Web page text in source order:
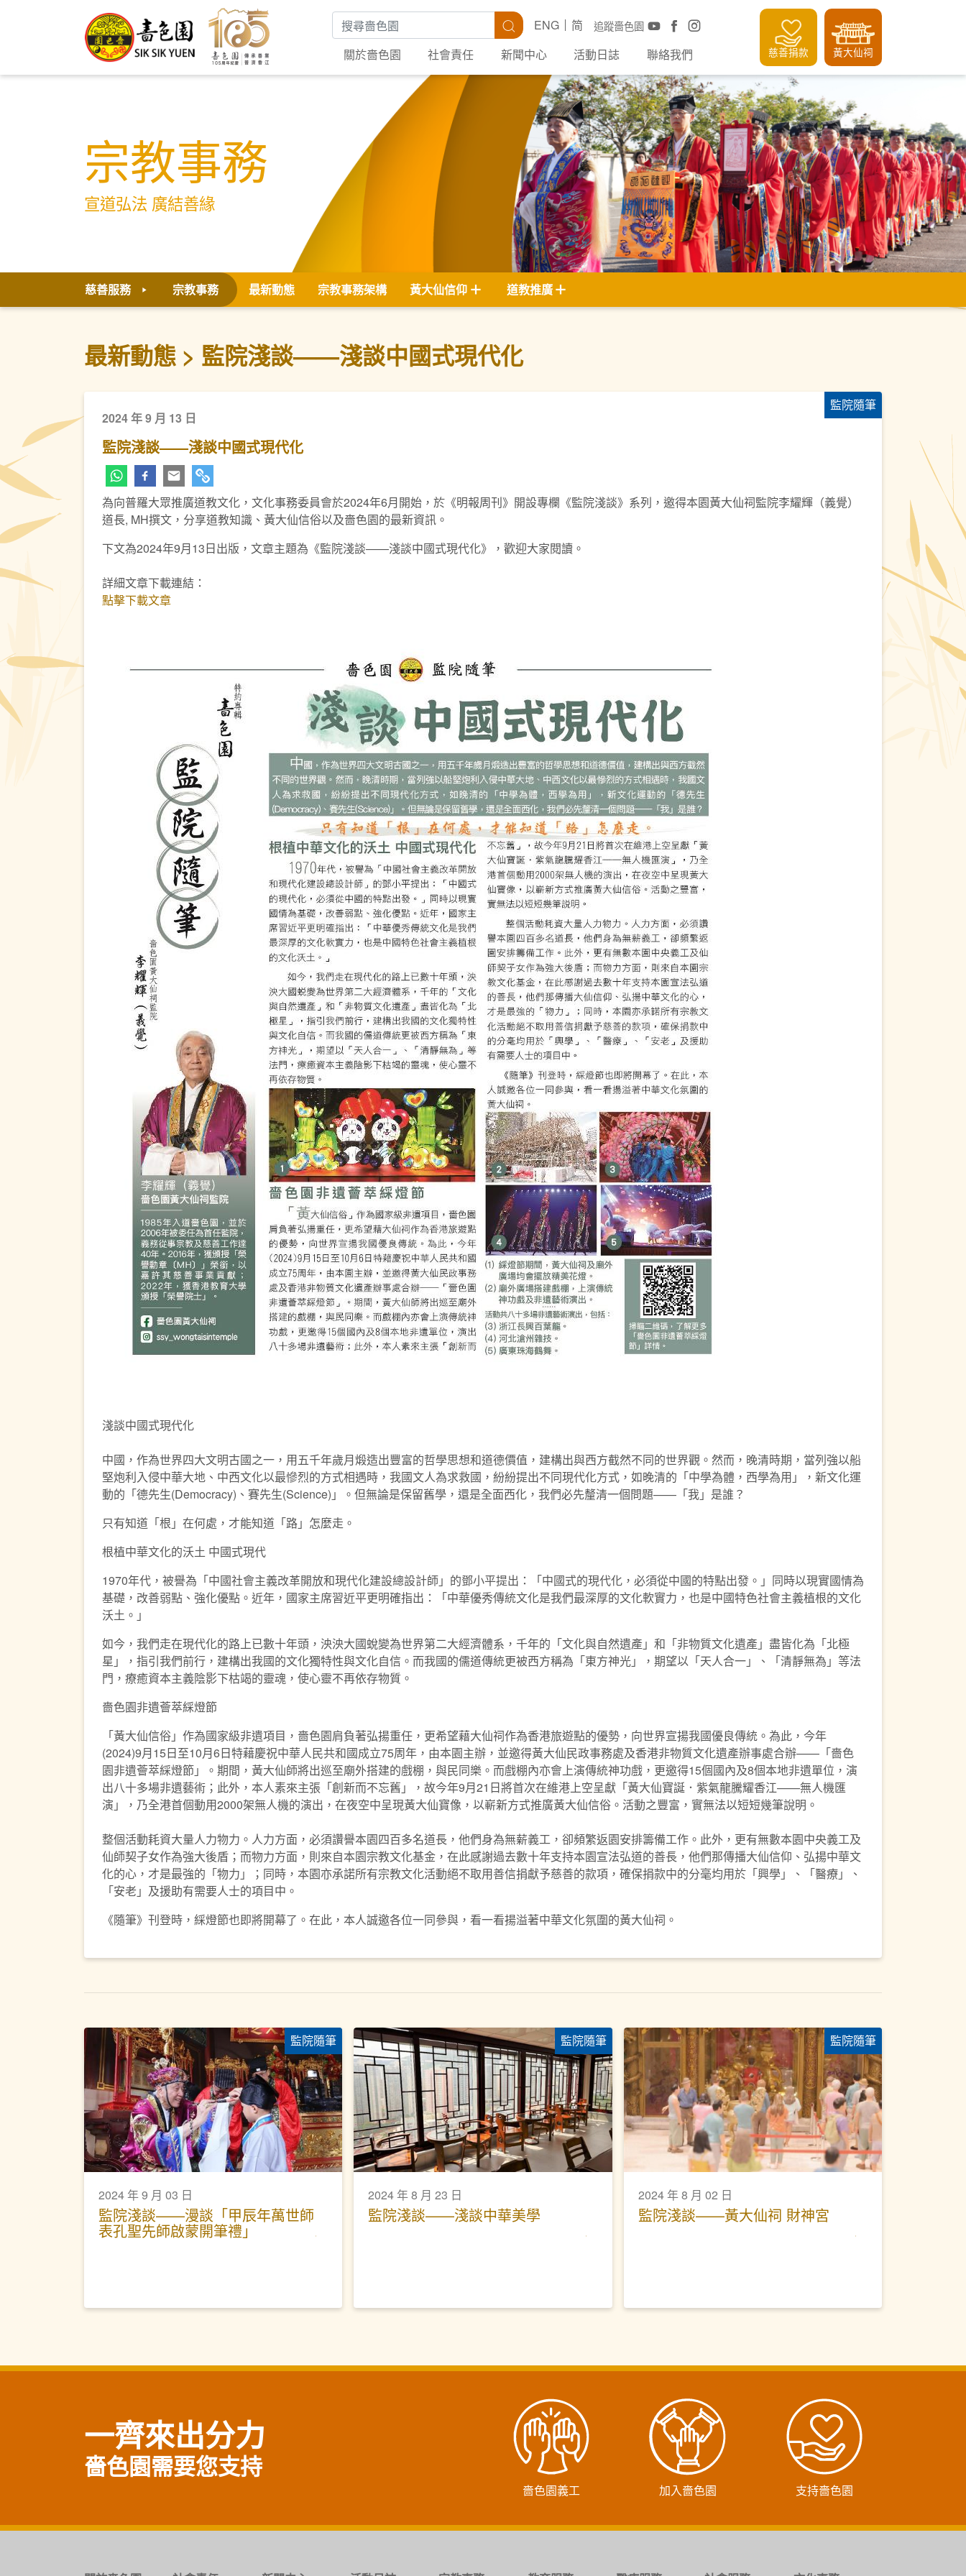
搜尋關鍵字 搜尋 追蹤嗇色園
ENG
简
關於嗇色園
社會責任 新聞中心 活動日誌 聯絡我們 慈善捐款 黃大仙祠
宗教事務
宣道弘法 廣結善緣
慈善服務 宗教事務 最新動態 宗教事務架構 黃大仙信仰 道教推廣
最新動態 監院淺談——淺談中國式現代化
監院隨筆
2024 年 9 月 13 日
監院淺談——淺談中國式現代化
為向普羅大眾推廣道教文化，文化事務委員會於2024年6月開始，於《明報周刊》開設專欄《監院淺談》系列，邀得本園黃大仙祠監院李耀輝（義覺）
道長, MH撰文，分享道教知識、黃大仙信俗以及嗇色園的最新資訊。
下文為2024年9月13日出版，文章主題為《監院淺談——淺談中國式現代化》，歡迎大家閱讀。
詳細文章下載連結：
點擊下載文章
淺談中國式現代化
中國，作為世界四大文明古國之一，用五千年歲月煅造出豐富的哲學思想和道德價值，建構出與西方截然不同的世界觀。然而，晚清時期，當列強以船
堅炮利入侵中華大地、中西文化以最慘烈的方式相遇時，我國文人為求救國，紛紛提出不同現代化方式，如晚清的「中學為體，西學為用」，新文化運
動的「德先生(Democracy)、賽先生(Science)」。但無論是保留舊學，還是全面西化，我們必先釐清一個問題——「我」是誰？
只有知道「根」在何處，才能知道「路」怎麼走。
根植中華文化的沃土 中國式現代
1970年代，被譽為「中國社會主義改革開放和現代化建設總設計師」的鄧小平提出：「中國式的現代化，必須從中國的特點出發。」同時以現實國情為
基礎，改善弱點、強化優點。近年，國家主席習近平更明確指出：「中華優秀傳統文化是我們最深厚的文化軟實力，也是中國特色社會主義植根的文化
沃土。」
如今，我們走在現代化的路上已數十年頭，泱泱大國蛻變為世界第二大經濟體系，千年的「文化與自然遺產」和「非物質文化遺產」盡皆化為「北極
星」，指引我們前行，建構出我國的文化獨特性與文化自信。而我國的儒道傳統更被西方稱為「東方神光」，期望以「天人合一」、「清靜無為」等法
門，療癒資本主義陰影下枯竭的靈魂，使心靈不再依存物質。
嗇色園非遺薈萃綵燈節
「黃大仙信俗」作為國家級非遺項目，嗇色園肩負著弘揚重任，更希望藉大仙祠作為香港旅遊點的優勢，向世界宣揚我國優良傳統。為此，今年
(2024)9月15日至10月6日特藉慶祝中華人民共和國成立75周年，由本園主辦，並邀得黃大仙民政事務處及香港非物質文化遺產辦事處合辦——「嗇色
園非遺薈萃綵燈節」。期間，黃大仙師將出巡至廟外搭建的戲棚，與民同樂。而戲棚內亦會上演傳統神功戲，更邀得15個國內及8個本地非遺單位，演
出八十多場非遺藝術；此外，本人素來主張「創新而不忘舊」，故今年9月21日將首次在維港上空呈獻「黃大仙寶誕．紫氣龍騰耀香江——無人機匯
演」，乃全港首個動用2000架無人機的演出，在夜空中呈現黃大仙寶像，以嶄新方式推廣黃大仙信俗。活動之豐富，實無法以短短幾筆說明。
整個活動耗資大量人力物力。人力方面，必須讚譽本園四百多名道長，他們身為無薪義工，卻頻繁返園安排籌備工作。此外，更有無數本園中央義工及
仙師契子女作為強大後盾；而物力方面，則來自本園宗教文化基金，在此感謝過去數十年支持本園宣法弘道的善長，他們那傳播大仙信仰、弘揚中華文
化的心，才是最強的「物力」；同時，本園亦承諾所有宗教文化活動絕不取用善信捐獻予慈善的款項，確保捐款中的分毫均用於「興學」、「醫療」、
「安老」及援助有需要人士的項目中。
《隨筆》刊登時，綵燈節也即將開幕了。在此，本人誠邀各位一同參與，看一看揚溢著中華文化氛圍的黃大仙祠。
監院隨筆
2024 年 9 月 03 日
監院淺談——漫談「甲辰年萬世師
表孔聖先師啟蒙開筆禮」
監院隨筆
2024 年 8 月 23 日
監院淺談——淺談中華美學
監院隨筆
2024 年 8 月 02 日
監院淺談——黃大仙祠 財神宮
一齊來出分力
嗇色園需要您支持
嗇色園義工 加入嗇色園 支持嗇色園